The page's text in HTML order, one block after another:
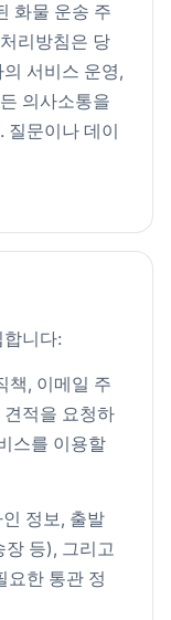
화물 운송 주
리방침은 당
서비스 운영,
의사소통을
질문이나 데이
니다:
책, 이메일 주
적을 요청하
스를 이용할
정보, 출발
장 등), 그리고
요한 통관 정